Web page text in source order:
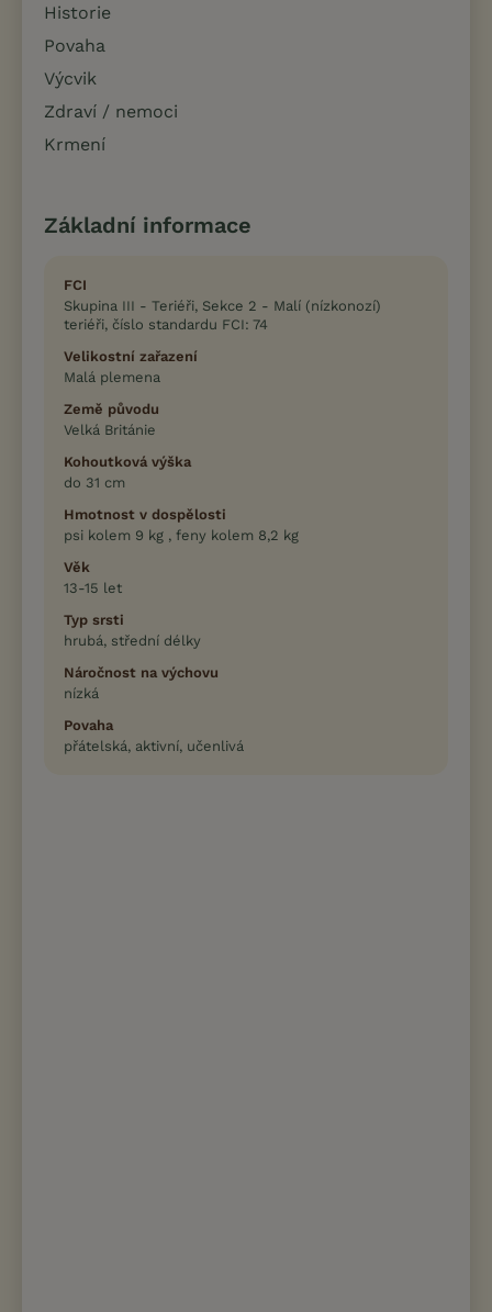
Historie
Povaha
Výcvik
Zdraví / nemoci
Krmení
Základní informace
FCI
Skupina III - Teriéři, Sekce 2 - Malí (nízkonozí)
teriéři, číslo standardu FCI: 74
Velikostní zařazení
Malá plemena
Země původu
Velká Británie
Kohoutková výška
do 31 cm
Hmotnost v dospělosti
psi kolem 9 kg , feny kolem 8,2 kg
Věk
13-15 let
Typ srsti
hrubá, střední délky
Náročnost na výchovu
nízká
Povaha
přátelská, aktivní, učenlivá